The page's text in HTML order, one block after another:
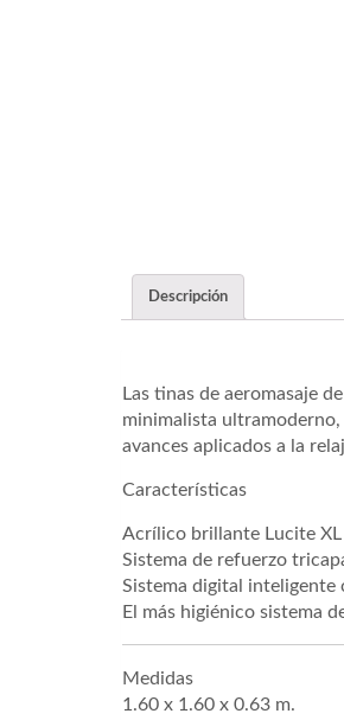
Descripción
Las tinas de aeromasaje
minimalista ultramoderno,
avances aplicados a la
Características
Acrílico brillante Lucite
Sistema de refuerzo
Sistema digital inteligente
El más higiénico sistema
Medidas
1.60 x 1.60 x 0.63 m.